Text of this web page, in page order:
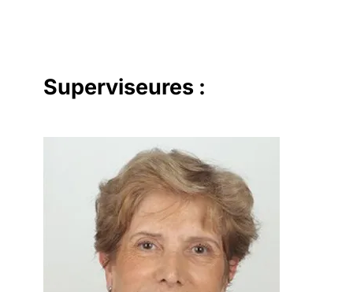
Superviseures :